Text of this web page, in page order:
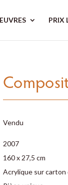
PRIX
Vendu
2007
160 x 27,5 cm
Acrylique sur